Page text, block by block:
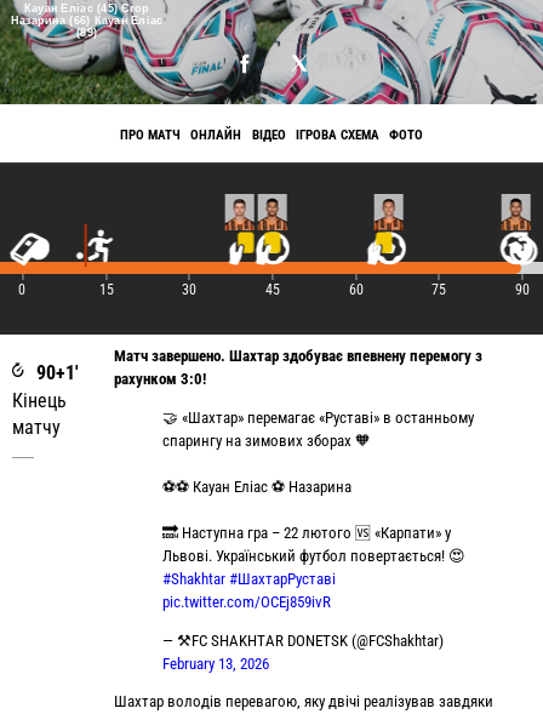
Кауан Еліас (45) Єгор
Назарина (66) Кауан Еліас
(89)
ПРО МАТЧ ОНЛАЙН ВІДЕО ІГРОВА СХЕМА ФОТО
|
0
|
15
|
30
|
45
|
60
|
75
|
90
90+1'
Кінець
матчу
Матч завершено. Шахтар здобуває впевнену перемогу з
рахунком 3:0!
🤝 «Шахтар» перемагає «Руставі» в останньому
спарингу на зимових зборах 🧡
⚽️⚽️ Кауан Еліас ⚽️ Назарина
🔜 Наступна гра – 22 лютого 🆚 «Карпати» у
Львові. Український футбол повертається! 😍
#Shakhtar #ШахтарРуставі
pic.twitter.com/OCEj859ivR
— ⚒FC SHAKHTAR DONETSK (@FCShakhtar)
February 13, 2026
Шахтар володів перевагою, яку двічі реалізував завдяки